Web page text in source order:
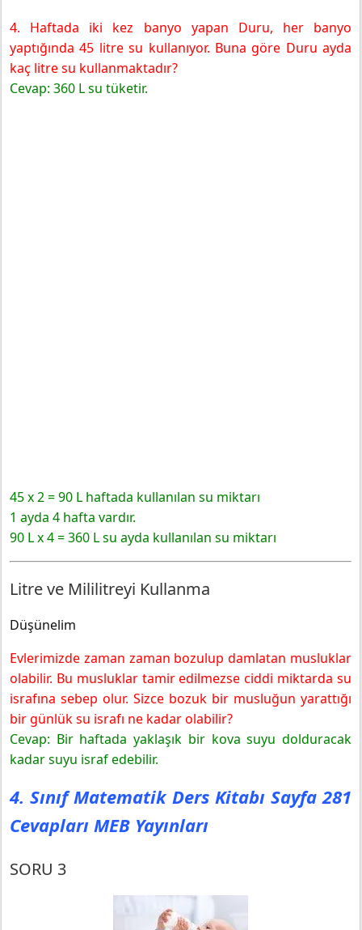
4. Haftada iki kez banyo yapan Duru, her banyo
yaptığında 45 litre su kullanıyor. Buna göre Duru ayda
kaç litre su kullanmaktadır?
Cevap: 360 L su tüketir.
45 x 2 = 90 L haftada kullanılan su miktarı
1 ayda 4 hafta vardır.
90 L x 4 = 360 L su ayda kullanılan su miktarı
Litre ve Mililitreyi Kullanma
Düşünelim
Evlerimizde zaman zaman bozulup damlatan musluklar
olabilir. Bu musluklar tamir edilmezse ciddi miktarda su
israfına sebep olur. Sizce bozuk bir musluğun yarattığı
bir günlük su israfı ne kadar olabilir?
Cevap: Bir haftada yaklaşık bir kova suyu dolduracak
kadar suyu israf edebilir.
4. Sınıf Matematik Ders Kitabı Sayfa 281
Cevapları MEB Yayınları
SORU 3